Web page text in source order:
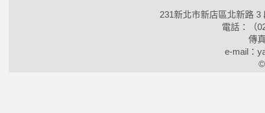
231新北市新店區北新路
電話：（
傳
e-mail：